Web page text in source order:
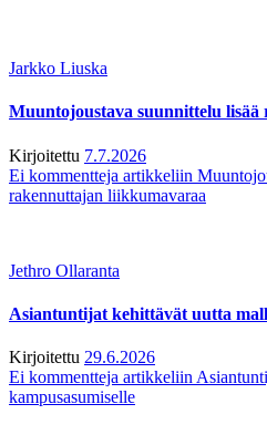
Jarkko Liuska
Muuntojoustava suunnittelu
Kirjoitettu 7.7.2026
Ei kommentteja artikkeliin
rakennuttajan liikkumavaraa
Jethro Ollaranta
Asiantuntijat kehittävät uutta
Kirjoitettu 29.6.2026
Ei kommentteja artikkeliin
kampusasumiselle